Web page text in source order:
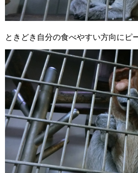
ときどき自分の食べやすい方向にピ